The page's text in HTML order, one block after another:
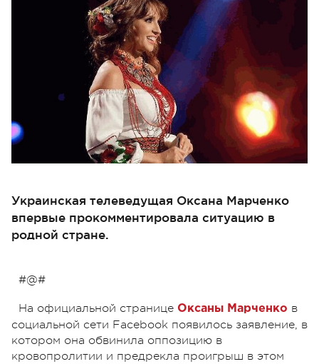
Украинская телеведущая Оксана Марченко
впервые прокомментировала ситуацию в
родной стране.
#@#
На официальной странице Оксаны Марченко в
социальной сети Facebook появилось заявление, в
котором она обвинила оппозицию в
кровопролитии и предрекла проигрыш в этом